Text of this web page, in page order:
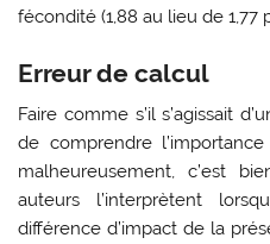
fécondité (1,88 au lieu de 1,77
Erreur de calcul
Faire comme s’il s’agissait
de comprendre
malheureusement, c’est
auteurs l’interprètent
différence d’impact de la